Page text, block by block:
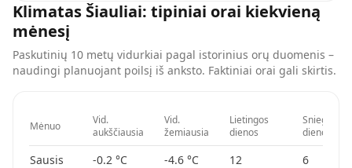
Klimatas Šiauliai: tipiniai orai kiekvieną
mėnesį
Paskutinių 10 metų vidurkiai pagal istorinius orų duomenis –
naudingi planuojant poilsį iš anksto. Faktiniai orai gali skirtis.
Mėnuo
Vid.
aukščiausia
Vid.
žemiausia
Lietingos
dienos
Sniego
dienos
Sausis -0.2 °C -4.6 °C 12
6